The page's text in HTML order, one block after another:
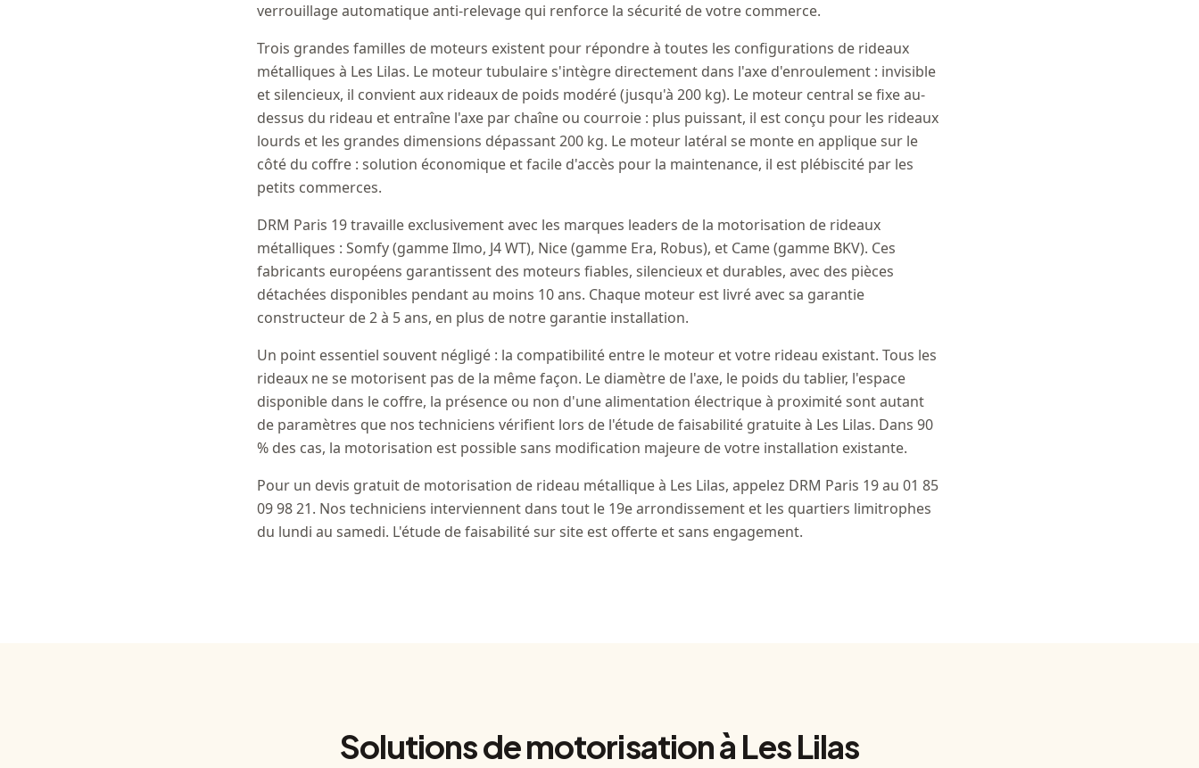
verrouillage automatique anti-relevage qui renforce la sécurité de votre commerce.
Trois grandes familles de moteurs existent pour répondre à toutes les configurations de rideaux
métalliques à Les Lilas. Le moteur tubulaire s'intègre directement dans l'axe d'enroulement : invisible
et silencieux, il convient aux rideaux de poids modéré (jusqu'à 200 kg). Le moteur central se fixe au-
dessus du rideau et entraîne l'axe par chaîne ou courroie : plus puissant, il est conçu pour les rideaux
lourds et les grandes dimensions dépassant 200 kg. Le moteur latéral se monte en applique sur le
côté du coffre : solution économique et facile d'accès pour la maintenance, il est plébiscité par les
petits commerces.
DRM Paris 19 travaille exclusivement avec les marques leaders de la motorisation de rideaux
métalliques : Somfy (gamme Ilmo, J4 WT), Nice (gamme Era, Robus), et Came (gamme BKV). Ces
fabricants européens garantissent des moteurs fiables, silencieux et durables, avec des pièces
détachées disponibles pendant au moins 10 ans. Chaque moteur est livré avec sa garantie
constructeur de 2 à 5 ans, en plus de notre garantie installation.
Un point essentiel souvent négligé : la compatibilité entre le moteur et votre rideau existant. Tous les
rideaux ne se motorisent pas de la même façon. Le diamètre de l'axe, le poids du tablier, l'espace
disponible dans le coffre, la présence ou non d'une alimentation électrique à proximité sont autant
de paramètres que nos techniciens vérifient lors de l'étude de faisabilité gratuite à Les Lilas. Dans 90
% des cas, la motorisation est possible sans modification majeure de votre installation existante.
Pour un devis gratuit de motorisation de rideau métallique à Les Lilas, appelez DRM Paris 19 au 01 85
09 98 21. Nos techniciens interviennent dans tout le 19e arrondissement et les quartiers limitrophes
du lundi au samedi. L'étude de faisabilité sur site est offerte et sans engagement.
Solutions de motorisation à Les Lilas